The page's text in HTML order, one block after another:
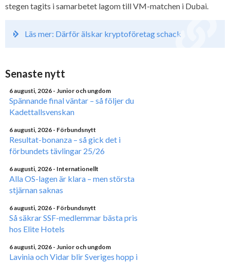
stegen tagits i samarbetet lagom till VM-matchen i Dubai.
Läs mer: Därför älskar kryptoföretag schack
Senaste nytt
6 augusti, 2026 - Junior och ungdom
Spännande final väntar – så följer du
Kadettallsvenskan
6 augusti, 2026 - Förbundsnytt
Resultat-bonanza – så gick det i
förbundets tävlingar 25/26
6 augusti, 2026 - Internationellt
Alla OS-lagen är klara – men största
stjärnan saknas
6 augusti, 2026 - Förbundsnytt
Så säkrar SSF-medlemmar bästa pris
hos Elite Hotels
6 augusti, 2026 - Junior och ungdom
Lavinia och Vidar blir Sveriges hopp i